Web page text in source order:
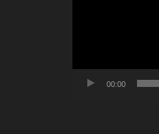
00:00